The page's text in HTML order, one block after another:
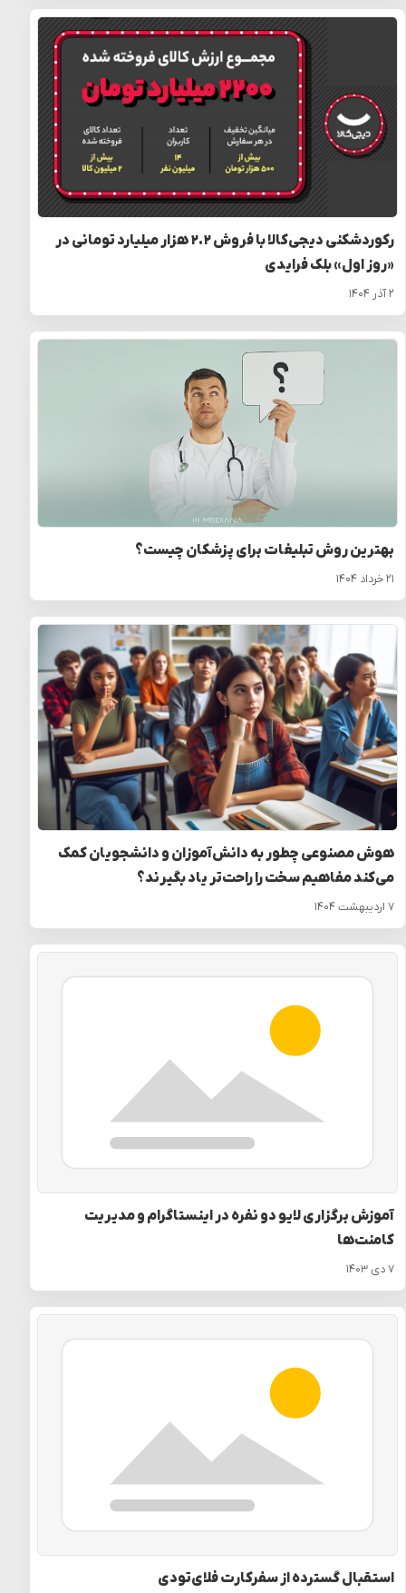
رکوردشکنی دیجی‌کالا با فروش ۲.۲ هزار میلیارد تومانی در
«روز اول» بلک فرایدی
۲ آذر ۱۴۰۴
بهترین روش تبلیغات برای پزشکان چیست؟
۲۱ خرداد ۱۴۰۴
هوش مصنوعی چطور به دانش‌آموزان و دانشجویان کمک
می‌کند مفاهیم سخت را راحت‌تر یاد بگیرند؟
۷ اردیبهشت ۱۴۰۴
آموزش برگزاری لایو دو نفره در اینستاگرام و مدیریت
کامنت‌ها
۷ دی ۱۴۰۳
استقبال گسترده از سفرکارت فلای‌تودی